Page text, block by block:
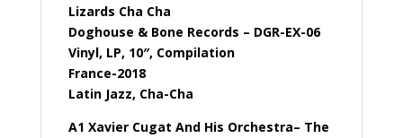
Lizards Cha Cha
Doghouse & Bone Records – DGR-EX-06
Vinyl, LP, 10″, Compilation
France-2018
Latin Jazz, Cha-Cha
A1 Xavier Cugat And His Orchestra– The